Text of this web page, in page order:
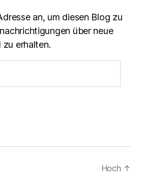
an, um diesen Blog zu
über neue
zu erhalten.
Hoch ↑